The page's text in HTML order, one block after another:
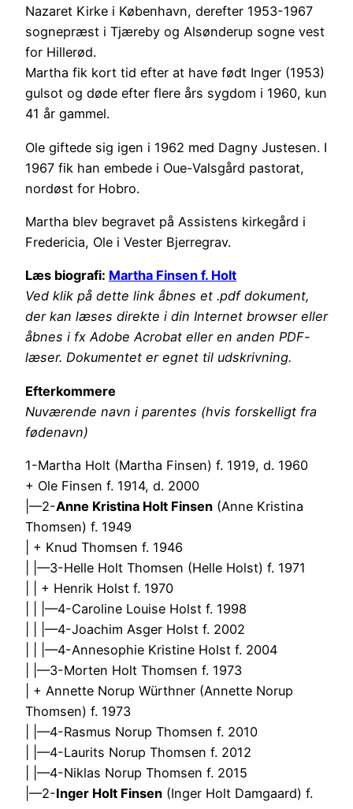
Nazaret Kirke i København, derefter 1953-1967
sognepræst i Tjæreby og Alsønderup sogne vest
for Hillerød.
Martha fik kort tid efter at have født Inger (1953)
gulsot og døde efter flere års sygdom i 1960, kun
41 år gammel.
Ole giftede sig igen i 1962 med Dagny Justesen. I
1967 fik han embede i Oue-Valsgård pastorat,
nordøst for Hobro.
Martha blev begravet på Assistens kirkegård i
Fredericia, Ole i Vester Bjerregrav.
Læs biografi: Martha Finsen f. Holt
Ved klik på dette link åbnes et .pdf dokument,
der kan læses direkte i din Internet browser eller
åbnes i fx Adobe Acrobat eller en anden PDF-
læser. Dokumentet er egnet til udskrivning.
Efterkommere
Nuværende navn i parentes (hvis forskelligt fra
fødenavn)
1-Martha Holt (Martha Finsen) f. 1919, d. 1960
+ Ole Finsen f. 1914, d. 2000
|—2-Anne Kristina Holt Finsen (Anne Kristina
Thomsen) f. 1949
| + Knud Thomsen f. 1946
| |—3-Helle Holt Thomsen (Helle Holst) f. 1971
| | + Henrik Holst f. 1970
| | |—4-Caroline Louise Holst f. 1998
| | |—4-Joachim Asger Holst f. 2002
| | |—4-Annesophie Kristine Holst f. 2004
| |—3-Morten Holt Thomsen f. 1973
| + Annette Norup Würthner (Annette Norup
Thomsen) f. 1973
| |—4-Rasmus Norup Thomsen f. 2010
| |—4-Laurits Norup Thomsen f. 2012
| |—4-Niklas Norup Thomsen f. 2015
|—2-Inger Holt Finsen (Inger Holt Damgaard) f.